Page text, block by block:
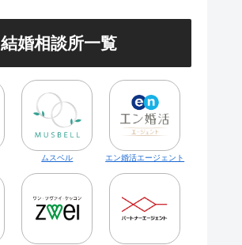
結婚相談所一覧
ムスベル エン婚活エージェント